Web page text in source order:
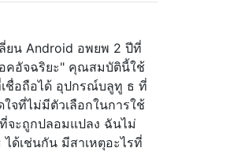
ยน Android อพยพ 2 ปีที่
คอัจฉริยะ" คุณสมบัตินี้ใช้
ชื่อถือได้ อุปกรณ์บลูทู ธ ที่
จที่ไม่มีตัวเลือกในการใช้
จะถูกปลอมแปลง ฉันไม่
ด้เช่นกัน มีสาเหตุอะไรที่